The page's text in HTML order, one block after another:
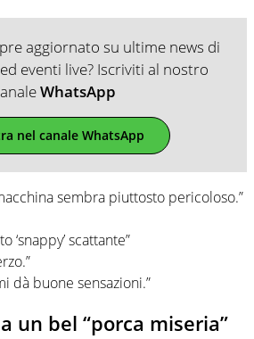
aggiornato su ultime news di
eventi live? Iscriviti al nostro
WhatsApp
nel canale WhatsApp
sembra piuttosto pericoloso.”
‘snappy’ scattante”
dà buone sensazioni.”
un bel “porca miseria”